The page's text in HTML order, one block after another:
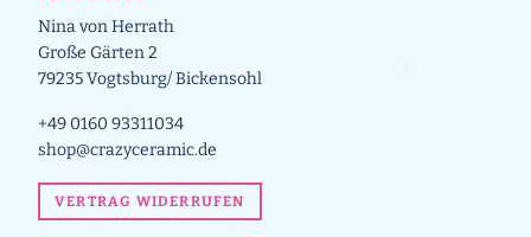
Nina von Herrath
Große Gärten 2
79235 Vogtsburg/ Bickensohl
+49 0160 93311034
shop@crazyceramic.de
VERTRAG WIDERRUFEN